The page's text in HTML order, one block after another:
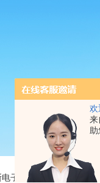
欢
来
助
子天平 > 供应赛多利